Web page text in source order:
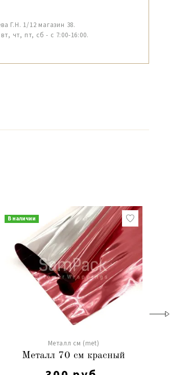
Г.Н. 1/12 магазин 38.
чт, пт, сб - с 7:00-16:00.
В наличии
Металл см (met)
Металл 70 см красный